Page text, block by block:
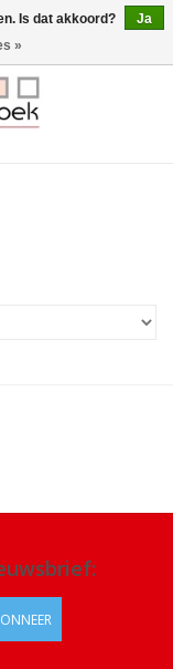
0 Artikelen - €0,00
Is dat akkoord?
Ja
»